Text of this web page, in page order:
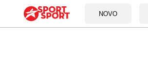
NOVO